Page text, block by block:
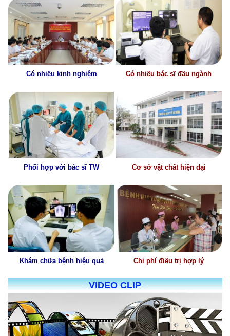
Có nhiều kinh nghiệm Có nhiều bác sĩ đầu ngành
Phối hợp với bác sĩ TW Cơ sở vật chất hiện đại
Khám chữa bệnh hiệu quả Chi phí điều trị hợp lý
VIDEO CLIP